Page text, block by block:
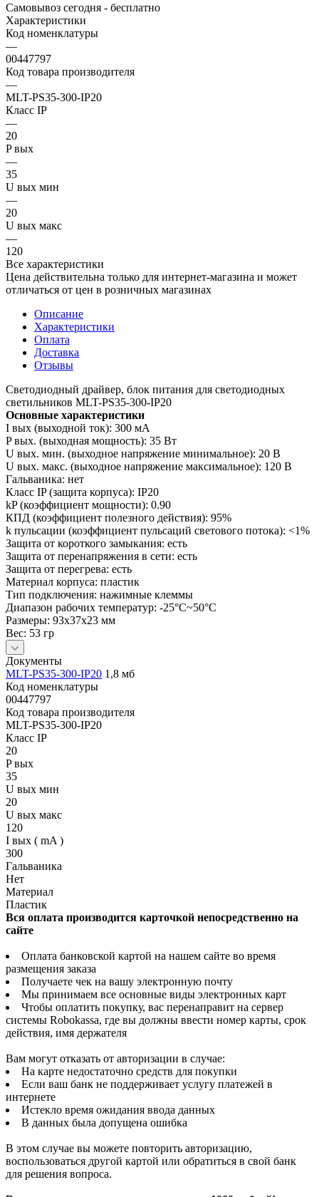
Самовывоз сегодня - бесплатно
Характеристики
Код номенклатуры
—
00447797
Код товара производителя
—
MLT-PS35-300-IP20
Класс IP
—
20
P вых
—
35
U вых мин
—
20
U вых макс
—
120
Все характеристики
Цена действительна только для интернет-магазина и может
отличаться от цен в розничных магазинах
Описание
Характеристики
Оплата
Доставка
Отзывы
Светодиодный драйвер, блок питания для светодиодных
светильников MLT-PS35-300-IP20
Основные характеристики
I вых (выходной ток): 300 мА
P вых. (выходная мощность): 35 Вт
U вых. мин. (выходное напряжение минимальное): 20 В
U вых. макс. (выходное напряжение максимальное): 120 В
Гальваника: нет
Класс IP (защита корпуса): IP20
kP (коэффициент мощности): 0.90
КПД (коэффициент полезного действия): 95%
k пульсации (коэффициент пульсаций светового потока): <1%
Защита от короткого замыкания: есть
Защита от перенапряжения в сети: есть
Защита от перегрева: есть
Материал корпуса: пластик
Тип подключения: нажимные клеммы
Диапазон рабочих температур: -25°С~50°С
Размеры: 93x37x23 мм
Вес: 53 гр
Документы
MLT-PS35-300-IP20 1,8 мб
Код номенклатуры
00447797
Код товара производителя
MLT-PS35-300-IP20
Класс IP
20
P вых
35
U вых мин
20
U вых макс
120
I вых ( mA )
300
Гальваника
Нет
Материал
Пластик
Вся оплата производится карточкой непосредственно на
сайте
Оплата банковской картой на нашем сайте во время
размещения заказа
Получаете чек на вашу электронную почту
Мы принимаем все основные виды электронных карт
Чтобы оплатить покупку, вас перенаправит на сервер
системы Robokassa, где вы должны ввести номер карты, срок
действия, имя держателя
Вам могут отказать от авторизации в случае:
На карте недостаточно средств для покупки
Если ваш банк не поддерживает услугу платежей в
интернете
Истекло время ожидания ввода данных
В данных была допущена ошибка
В этом случае вы можете повторить авторизацию,
воспользоваться другой картой или обратиться в свой банк
для решения вопроса.